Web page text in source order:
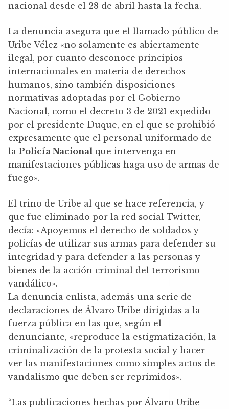
nacional desde el 28 de abril hasta la fecha.
La denuncia asegura que el llamado público de
Uribe Vélez «no solamente es abiertamente
ilegal, por cuanto desconoce principios
internacionales en materia de derechos
humanos, sino también disposiciones
normativas adoptadas por el Gobierno
Nacional, como el decreto 3 de 2021 expedido
por el presidente Duque, en el que se prohibió
expresamente que el personal uniformado de
la Policía Nacional que intervenga en
manifestaciones públicas haga uso de armas de
fuego».
El trino de Uribe al que se hace referencia, y
que fue eliminado por la red social Twitter,
decía: «Apoyemos el derecho de soldados y
policías de utilizar sus armas para defender su
integridad y para defender a las personas y
bienes de la acción criminal del terrorismo
vandálico».
La denuncia enlista, además una serie de
declaraciones de Álvaro Uribe dirigidas a la
fuerza pública en las que, según el
denunciante, «reproduce la estigmatización, la
criminalización de la protesta social y hacer
ver las manifestaciones como simples actos de
vandalismo que deben ser reprimidos».
“Las publicaciones hechas por Álvaro Uribe